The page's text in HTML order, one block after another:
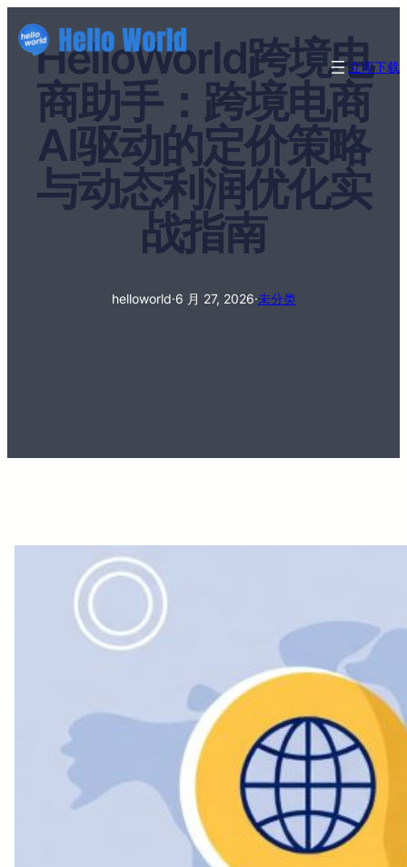
立即下载
HelloWorld跨境电
商助手：跨境电商
AI驱动的定价策略
与动态利润优化实
战指南
helloworld·6 月 27, 2026·未分类